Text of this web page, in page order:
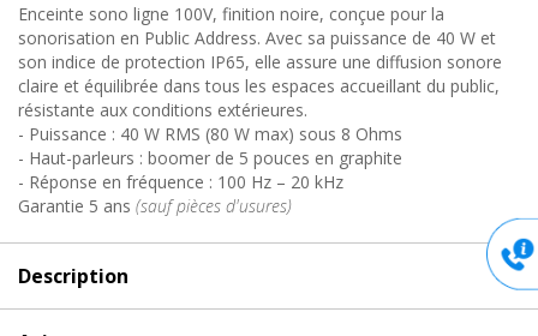
Enceinte sono ligne 100V, finition noire, conçue pour la
sonorisation en Public Address. Avec sa puissance de 40 W et
son indice de protection IP65, elle assure une diffusion sonore
claire et équilibrée dans tous les espaces accueillant du public,
résistante aux conditions extérieures.
- Puissance : 40 W RMS (80 W max) sous 8 Ohms
- Haut-parleurs : boomer de 5 pouces en graphite
- Réponse en fréquence : 100 Hz – 20 kHz
Garantie 5 ans (sauf pièces d'usures)
Description